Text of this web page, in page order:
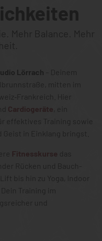
Mehr Balance. Mehr
Lörrach
mitten im
Hier
Cardiogeräte
effektives Training sowie
Geist in Einklang bringst.
Fitnesskurse
bis hin zu Yoga, Indoor
Training im
und